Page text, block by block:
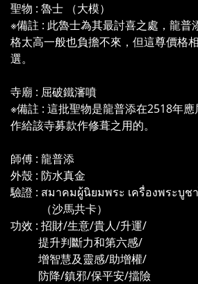
聖物 : 魯士 （大模）
※備註 : 此魯士為其最討喜之處，龍普
格太高一般也負擔不來，但這尊價格
選。
寺廟 : 屈破鐵瀋噴
※備註 : 這批聖物是龍普添在2518年
作給該寺募款作修葺之用的。
師傅 : 龍普添
外殼 : 防水真金
驗證 : สมาคมผู้นิยมพระ เครื่องพระบูช
（沙馬共卡）
功效 : 招財/生意/貴人/升運/
提升判斷力和第六感/
增智慧及靈感/助增權/
防降/鎮邪/保平安/擋險